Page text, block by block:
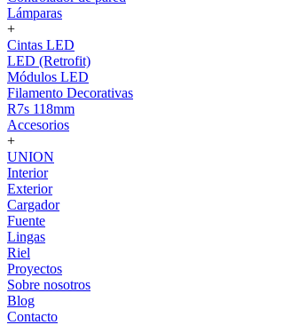
Lámparas
+
Cintas LED
LED (Retrofit)
Módulos LED
Filamento Decorativas
R7s 118mm
Accesorios
+
UNION
Interior
Exterior
Cargador
Fuente
Lingas
Riel
Proyectos
Sobre nosotros
Blog
Contacto